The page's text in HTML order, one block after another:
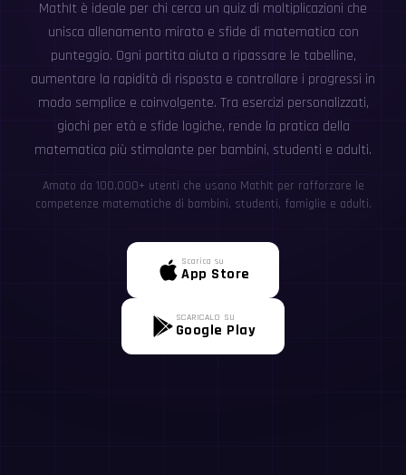
MathIt è ideale per chi cerca un quiz di moltiplicazioni che
unisca allenamento mirato e sfide di matematica con
punteggio. Ogni partita aiuta a ripassare le tabelline,
aumentare la rapidità di risposta e controllare i progressi in
modo semplice e coinvolgente. Tra esercizi personalizzati,
giochi per età e sfide logiche, rende la pratica della
matematica più stimolante per bambini, studenti e adulti.
Amato da 100,000+ utenti che usano MathIt per rafforzare le
competenze matematiche di bambini, studenti, famiglie e adulti.
Scarica su
App Store
SCARICALO SU
Google Play